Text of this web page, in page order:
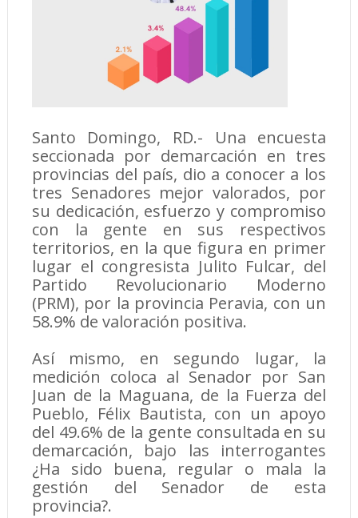
Santo Domingo, RD.- Una encuesta
seccionada por demarcación en tres
provincias del país, dio a conocer a los
tres Senadores mejor valorados, por
su dedicación, esfuerzo y compromiso
con la gente en sus respectivos
territorios, en la que figura en primer
lugar el congresista Julito Fulcar, del
Partido Revolucionario Moderno
(PRM), por la provincia Peravia, con un
58.9% de valoración positiva.
Así mismo, en segundo lugar, la
medición coloca al Senador por San
Juan de la Maguana, de la Fuerza del
Pueblo, Félix Bautista, con un apoyo
del 49.6% de la gente consultada en su
demarcación, bajo las interrogantes
¿Ha sido buena, regular o mala la
gestión del Senador de esta
provincia?.